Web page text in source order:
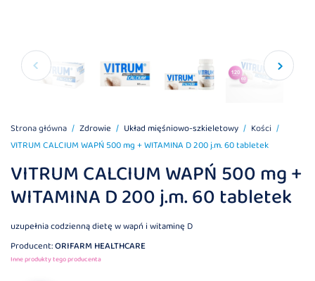
Strona główna Zdrowie Układ mięśniowo-szkieletowy
Kości
VITRUM CALCIUM WAPŃ 500 mg + WITAMINA D 200 j.m. 60 tabletek
VITRUM CALCIUM WAPŃ 500 mg +
WITAMINA D 200 j.m. 60 tabletek
uzupełnia codzienną dietę w wapń i witaminę D
Producent:ORIFARM HEALTHCARE
Inne produkty tego producenta